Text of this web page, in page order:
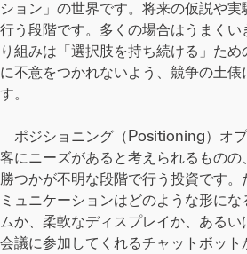
ション」の世界です。将来の仮説や
行う段階です。多くの場合はうまくい
り組みは「選択肢を持ち続ける」た
に不意をつかれないよう、競争の土俵
す。
ポジショニング（Positioning）オ
客にニーズがあると考えられるもの
勝つかが不明な段階で行う投資です。
ミュニケーションはどのような形に
ムか、柔軟なディスプレイか、ある
会議に参加してくれるチャットボッ